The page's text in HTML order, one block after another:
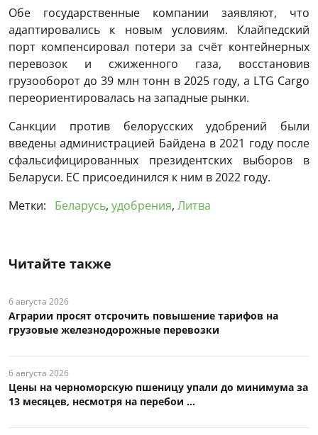
Обе государственные компании заявляют, что
адаптировались к новым условиям. Клайпедский
порт компенсировал потери за счёт контейнерных
перевозок и сжиженного газа, восстановив
грузооборот до 39 млн тонн в 2025 году, а LTG Cargo
переориентировалась на западные рынки.
Санкции против белорусских удобрений были
введены администрацией Байдена в 2021 году после
сфальсифицированных президентских выборов в
Беларуси. ЕС присоединился к ним в 2022 году.
Метки:
Беларусь, удобрения, Литва
Читайте также
6 августа 2026
Аграрии просят отсрочить повышение тарифов на
грузовые железнодорожные перевозки
6 августа 2026
Цены на черноморскую пшеницу упали до минимума за
13 месяцев, несмотря на перебои ...